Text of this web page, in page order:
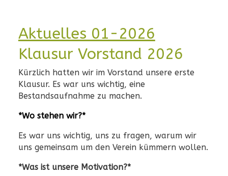
Aktuelles 01-2026
Klausur Vorstand 2026
Kürzlich hatten wir im Vorstand unsere erste
Klausur. Es war uns wichtig, eine
Bestandsaufnahme zu machen.
*Wo stehen wir?*
Es war uns wichtig, uns zu fragen, warum wir
uns gemeinsam um den Verein kümmern wollen.
*Was ist unsere Motivation?*